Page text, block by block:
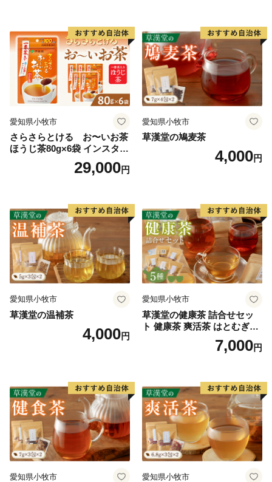
愛知県小牧市
さらさらとける お〜いお茶
ほうじ茶80g×6袋 インスタン
トほうじ茶 粉末ほうじ茶 粉
末茶 おーいお茶 粉末緑茶
29,000円
愛知県小牧市
草漢堂の鳩麦茶
4,000円
愛知県小牧市
草漢堂の温補茶
4,000円
愛知県小牧市
草漢堂の健康茶 詰合せセッ
ト 健康茶 爽活茶 はとむぎ茶
温補茶 健食茶 和漢紅茶 お茶
7,000円
愛知県小牧市 愛知県小牧市